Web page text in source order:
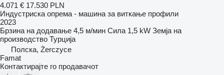
4.071 € 17.530 PLN
Индустриска опрема - машина за виткање профили
2023
Брзина на додавање 4,5 м/мин Сила 1,5 kW Земја на
производство Турција
Полска, Żerczyce
Famat
Контактирајте го продавачот